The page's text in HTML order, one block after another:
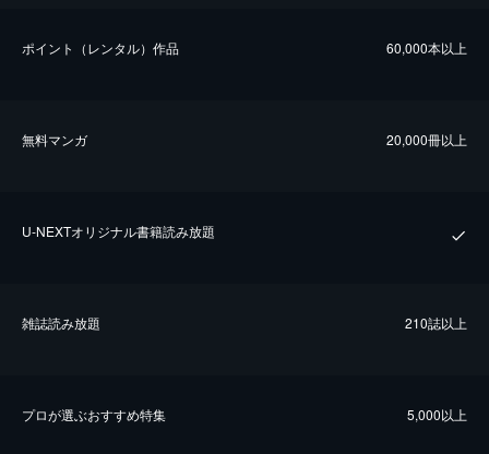
ポイント（レンタル）作品 60,000本以上
無料マンガ 20,000冊以上
U-NEXTオリジナル書籍読み放題
雑誌読み放題 210誌以上
プロが選ぶおすすめ特集 5,000以上